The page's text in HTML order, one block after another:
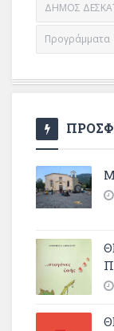
ΔΗΜΟΣ
Προγράμματα